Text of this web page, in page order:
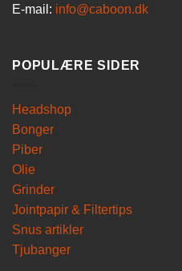
E-mail: info@caboon.dk
POPULÆRE SIDER
Headshop
Bonger
Piber
Olie
Grinder
Jointpapir & Filtertips
Snus artikler
Tjubanger